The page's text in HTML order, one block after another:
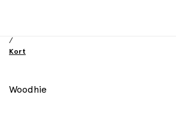
/
Kort
Woodhie